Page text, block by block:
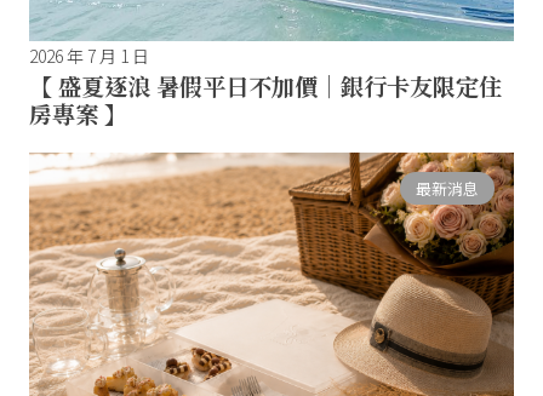
2026 年 7 月 1 日
【 盛夏逐浪 暑假平日不加價｜銀行卡友限定住
房專案 】
最新消息